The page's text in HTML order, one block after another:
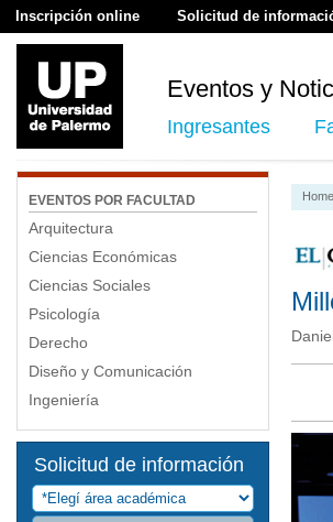
Inscripción online Solicitud de
Eventos y
Ingresantes
EVENTOS POR FACULTAD
Arquitectura
Ciencias Económicas
Ciencias Sociales
Psicología
Derecho
Diseño y Comunicación
Ingeniería
Solicitud de información
Home